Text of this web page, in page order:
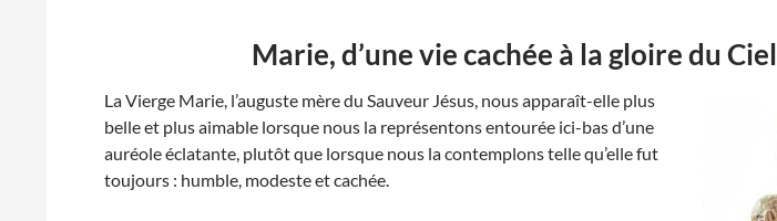
Marie, d’une vie cachée à la gloire du Ciel
La Vierge Marie, l’auguste mère du Sauveur Jésus, nous apparaît-elle plus
belle et plus aimable lorsque nous la représentons entourée ici-bas d’une
auréole éclatante, plutôt que lorsque nous la contemplons telle qu’elle fut
toujours : humble, modeste et cachée.